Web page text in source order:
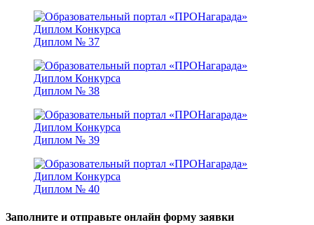
Диплом № 37
Диплом № 38
Диплом № 39
Диплом № 40
Заполните и отправьте онлайн форму заявки